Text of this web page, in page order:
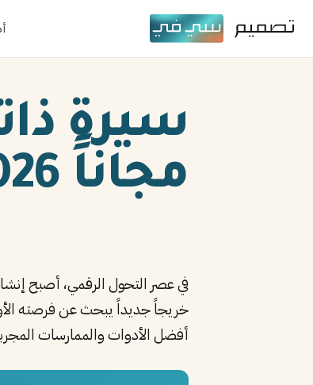
مجاناً 2026
في عصر التحول الرقمي، أصبح
أفضل الأدوات والممارسات